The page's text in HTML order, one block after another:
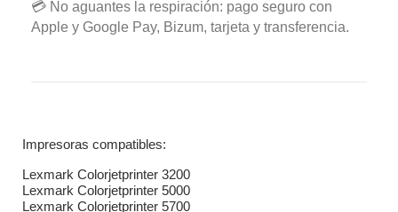
💳 No aguantes la respiración: pago seguro con
Apple y Google Pay, Bizum, tarjeta y transferencia.
Impresoras compatibles:
Lexmark Colorjetprinter 3200
Lexmark Colorjetprinter 5000
Lexmark Colorjetprinter 5700